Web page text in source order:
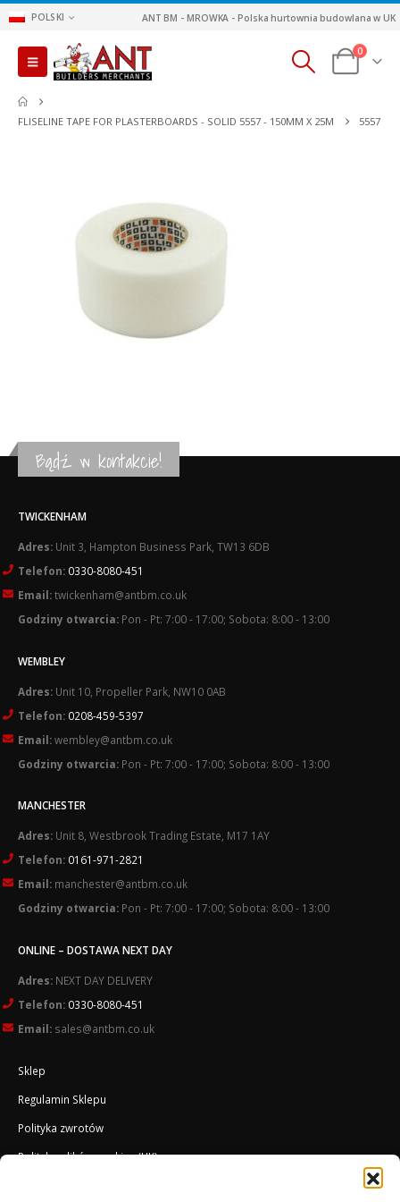
POLSKI ANT BM - MROWKA - Polska hurtownia budowlana w UK
0
FLISELINE TAPE FOR PLASTERBOARDS - SOLID 5557 - 150MM X 25M 5557
Bądź w kontakcie!
TWICKENHAM
Adres: Unit 3, Hampton Business Park, TW13 6DB
Telefon: 0330-8080-451
Email:twickenham@antbm.co.uk
Godziny otwarcia: Pon - Pt: 7:00 - 17:00; Sobota: 8:00 - 13:00
WEMBLEY
Adres: Unit 10, Propeller Park, NW10 0AB
Telefon: 0208-459-5397
Email:wembley@antbm.co.uk
Godziny otwarcia: Pon - Pt: 7:00 - 17:00; Sobota: 8:00 - 13:00
MANCHESTER
Adres: Unit 8, Westbrook Trading Estate, M17 1AY
Telefon: 0161-971-2821
Email: manchester@antbm.co.uk
Godziny otwarcia: Pon - Pt: 7:00 - 17:00; Sobota: 8:00 - 13:00
ONLINE – DOSTAWA NEXT DAY
Adres: NEXT DAY DELIVERY
Telefon: 0330-8080-451
Email: sales@antbm.co.uk
Sklep
Regulamin Sklepu
Polityka zwrotów
Polityka plików cookies (UK)